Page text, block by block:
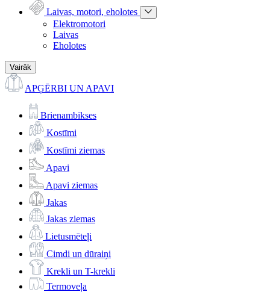
Laivas, motori, eholotes
Elektromotori
Laivas
Eholotes
Vairāk
APĢĒRBI UN APAVI
Brienambikses
Kostīmi
Kostīmi ziemas
Apavi
Apavi ziemas
Jakas
Jakas ziemas
Lietusmēteļi
Cimdi un dūraiņi
Krekli un T-krekli
Termoveļa